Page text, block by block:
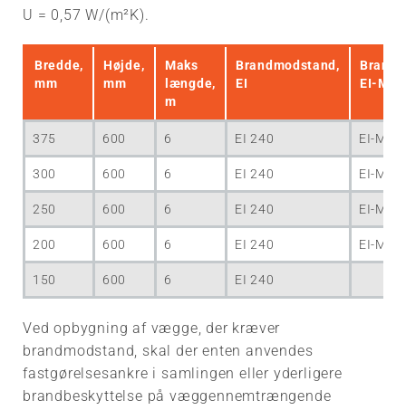
elementer
Armering af murværk og
ekspansionsfuger
Luftlydisolering af
enkeltlags bauroc væg
Broslagning over lysninger
Isolering indefra
Сertifikater
For bygherren
Transport og opbevaring
Instruktioner
U = 0,57 W/(m²K).
Bredde,
mm
Højde,
mm
Maks
længde,
m
Brandmodstand,
EI
EI-M
375 600 6 EI 240 EI-M
300 600 6 EI 240 EI-M
250 600 6 EI 240 EI-M
200 600 6 EI 240 EI-M 90
150 600 6 EI 240
Ved opbygning af vægge, der kræver
brandmodstand, skal der enten anvendes
fastgørelsesankre i samlingen eller yderligere
brandbeskyttelse på væggennemtrængende